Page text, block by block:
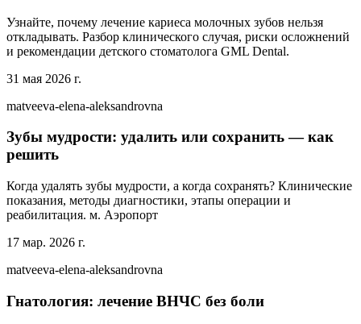
Узнайте, почему лечение кариеса молочных зубов нельзя
откладывать. Разбор клинического случая, риски осложнений
и рекомендации детского стоматолога GML Dental.
31 мая 2026 г.
matveeva-elena-aleksandrovna
Зубы мудрости: удалить или сохранить — как
решить
Когда удалять зубы мудрости, а когда сохранять? Клинические
показания, методы диагностики, этапы операции и
реабилитация. м. Аэропорт
17 мар. 2026 г.
matveeva-elena-aleksandrovna
Гнатология: лечение ВНЧС без боли